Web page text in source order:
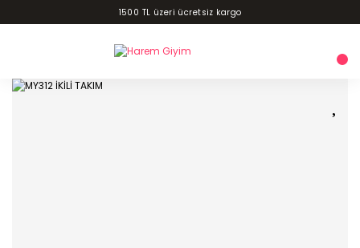
1500 TL üzeri ücretsiz kargo